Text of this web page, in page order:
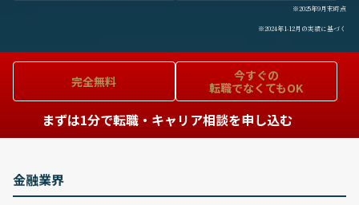
※2025年9月末時点
※2024年1-12月の実績に基づく
完全無料
今すぐの
転職でなくてもOK
まずは1分で転職・キャリア相談を申し込む
金融業界